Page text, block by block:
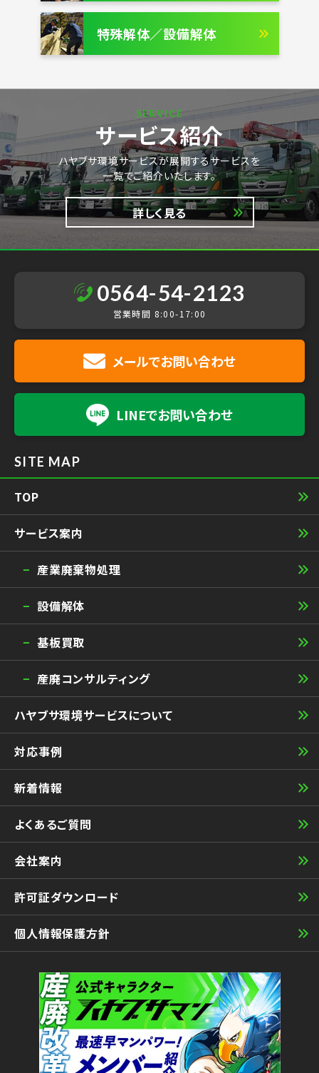
特殊解体／設備解体
SERVICE
サービス紹介
ハヤブサ環境サービスが展開するサービスを
一覧でご紹介いたします。
詳しく見る
0564-54-2123
営業時間 8:00-17:00
メールでお問い合わせ
LINEでお問い合わせ
SITE MAP
TOP
サービス案内
産業廃棄物処理
設備解体
基板買取
産廃コンサルティング
ハヤブサ環境サービスについて
対応事例
新着情報
よくあるご質問
会社案内
許可証ダウンロード
個人情報保護方針